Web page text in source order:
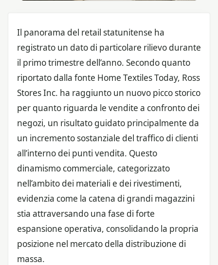
Il panorama del retail statunitense ha
registrato un dato di particolare rilievo durante
il primo trimestre dell’anno. Secondo quanto
riportato dalla fonte Home Textiles Today, Ross
Stores Inc. ha raggiunto un nuovo picco storico
per quanto riguarda le vendite a confronto dei
negozi, un risultato guidato principalmente da
un incremento sostanziale del traffico di clienti
all’interno dei punti vendita. Questo
dinamismo commerciale, categorizzato
nell’ambito dei materiali e dei rivestimenti,
evidenzia come la catena di grandi magazzini
stia attraversando una fase di forte
espansione operativa, consolidando la propria
posizione nel mercato della distribuzione di
massa.